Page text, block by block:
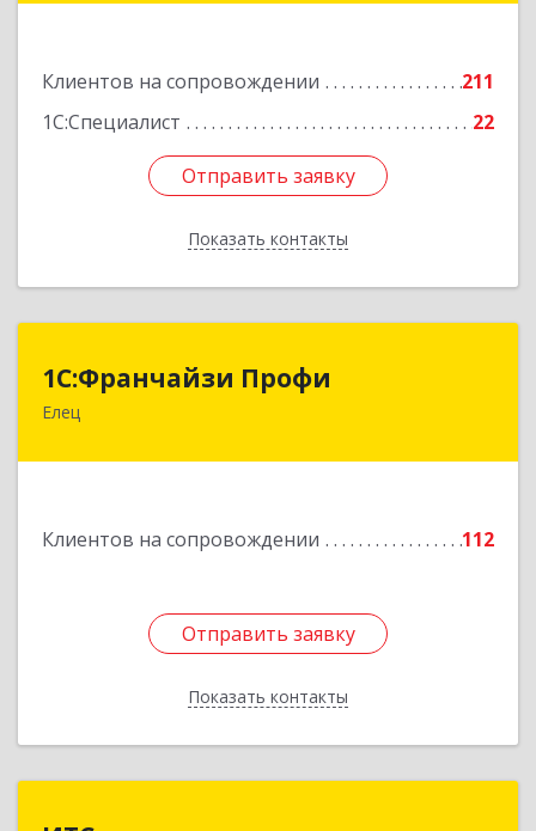
Клиентов на сопровождении
211
1С:Специалист
22
Отправить заявку
Показать контакты
Отправить заявку
Назад
1С:Франчайзи Профи
Елец
Клиентов на сопровождении 112
Отправить заявку
Показать контакты
1С:Франчайзи Профи
Отправить заявку
Назад